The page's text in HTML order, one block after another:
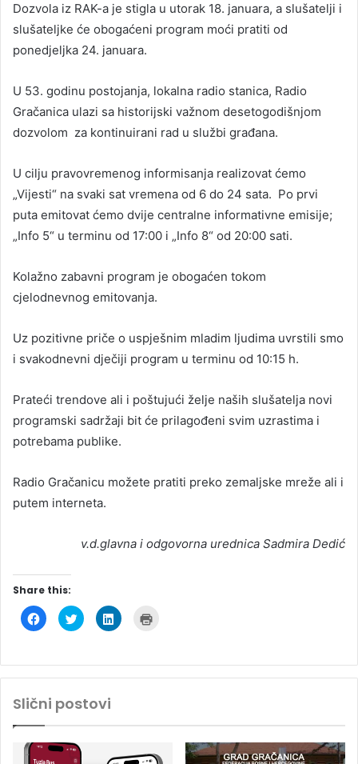
Dozvola iz RAK-a je stigla u utorak 18. januara, a slušatelji i
slušateljke će obogaćeni program moći pratiti od
ponedjeljka 24. januara.
U 53. godinu postojanja, lokalna radio stanica, Radio
Gračanica ulazi sa historijski važnom desetogodišnjom
dozvolom za kontinuirani rad u službi građana.
U cilju pravovremenog informisanja realizovat ćemo
„Vijesti“ na svaki sat vremena od 6 do 24 sata. Po prvi
puta emitovat ćemo dvije centralne informativne emisije;
„Info 5“ u terminu od 17:00 i „Info 8“ od 20:00 sati.
Kolažno zabavni program je obogaćen tokom
cjelodnevnog emitovanja.
Uz pozitivne priče o uspješnim mladim ljudima uvrstili smo
i svakodnevni dječiji program u terminu od 10:15 h.
Prateći trendove ali i poštujući želje naših slušatelja novi
programski sadržaji bit će prilagođeni svim uzrastima i
potrebama publike.
Radio Gračanicu možete pratiti preko zemaljske mreže ali i
putem interneta.
v.d.glavna i odgovorna urednica Sadmira Dedić
Share this:
C
l
t
s
a
r
e
o
n
F
a
C
l
t
s
a
r
e
o
T
C
l
t
s
e
o
i
t
p
t
(
p
e
Slični postovi